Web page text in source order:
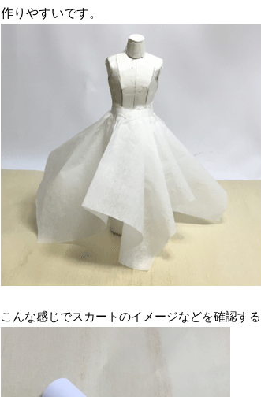
作りやすいです。
こんな感じでスカートのイメージなどを確認す